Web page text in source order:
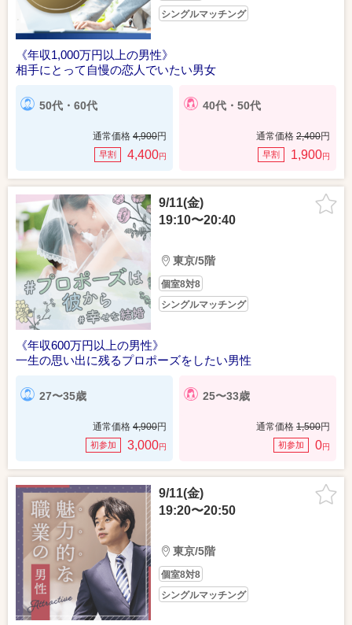
シングルマッチング
《年収1,000万円以上の男性》
相手にとって自慢の恋人でいたい男女
50代・60代
通常価格 4,900円
早割 4,400円
40代・50代
通常価格 2,400円
早割 1,900円
9/11(金)
19:10〜20:40
東京/5階
個室8対8
シングルマッチング
《年収600万円以上の男性》
一生の思い出に残るプロポーズをしたい男性
27〜35歳
通常価格 4,900円
初参加 3,000円
25〜33歳
通常価格 1,500円
初参加 0円
9/11(金)
19:20〜20:50
東京/5階
個室8対8
シングルマッチング